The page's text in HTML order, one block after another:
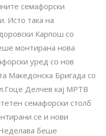
семафорски
Исто така на
Карпош со
монтирана нова
уред со нов
Македонска Бригада со
Делчев кај МРТВ
семафорски столб
се и нови
беше